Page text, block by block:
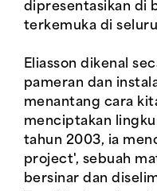
dipresentasikan di
terkemuka di
Eliasson dikenal
pameran dan
menantang cara
menciptakan
tahun 2003, ia
project', sebuah
bersinar dan